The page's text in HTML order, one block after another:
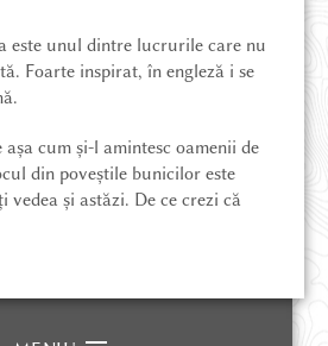
DRUMEȚIE
este unul dintre lucrurile care nu
Foarte inspirat, în engleză i se
cum și-l amintesc oamenii de
din poveștile bunicilor este
vedea și astăzi. De ce crezi că